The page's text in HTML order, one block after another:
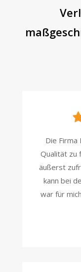
Die Firma
Qualität zu
äußerst
kann bei
war für